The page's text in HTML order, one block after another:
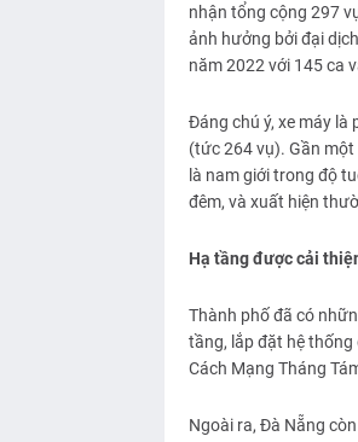
nhận tổng cộng 297
ảnh hưởng bởi đại
năm 2022 với 145 ca
Đáng chú ý, xe máy là
(tức 264 vụ). Gần
là nam giới trong độ
đêm, và xuất hiện
Hạ tầng được cải
Thành phố đã có
tầng, lắp đặt hệ thống
Cách Mạng Tháng
Ngoài ra, Đà Nẵng